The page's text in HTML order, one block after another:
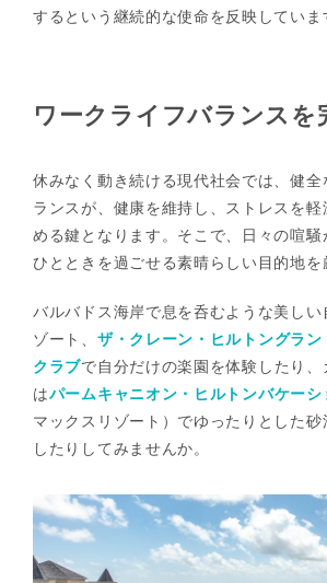
するという継続的な使命を反映していま
ワークライフバランスを
休みなく動き続ける現代社会では、健
ランスが、健康を維持し、ストレスを
める鍵となります。そこで、日々の喧
ひとときを過ごせる素晴らしい目的地を
バルバドス海岸で息を呑むような美しい
ゾート、 ザ・クレーン・ヒルトングラ
クラブで自分だけの楽園を体験したり
はパームキャニオン・ヒルトンバケー
マックスリゾート）でゆったりとした
したりしてみませんか。